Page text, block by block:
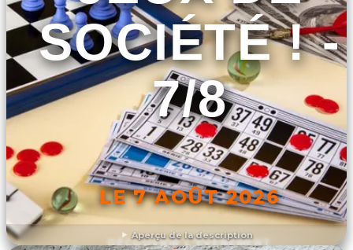
Aperçu de la description
SOCIÉTÉ ! -
7/8
LE 7 AOÛT 2026
DÉCOUVRIR L'ÉVÉNEMENT